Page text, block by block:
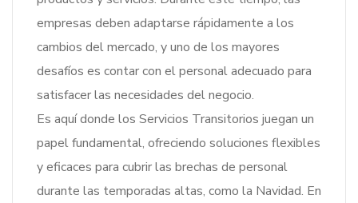
empresas deben adaptarse rápidamente a los
cambios del mercado, y uno de los mayores
desafíos es contar con el personal adecuado para
satisfacer las necesidades del negocio.
Es aquí donde los Servicios Transitorios juegan un
papel fundamental, ofreciendo soluciones flexibles
y eficaces para cubrir las brechas de personal
durante las temporadas altas, como la Navidad. En